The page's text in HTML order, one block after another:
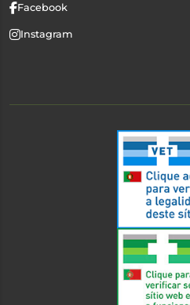
Facebook
Instagram